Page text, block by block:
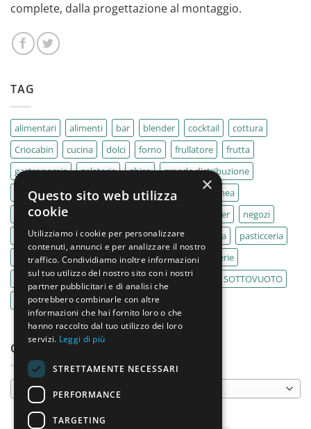
complete, dalla progettazione al montaggio.
TAG
alimentari alimenti bar blender cocktail
cottura
Criocabin
cucina dolci forno frullatore
frutta
gastronomia
gelaterie ghisa
grande distribuzione
IMPASTATRICE
impastatrici kebab
La Felsinea
MACELLERIA
mixer
negozi
Outlet
pane panifici panificio paninoteca
pasticceria
pasticcerie
pescherie pizza pizzeria
pizzerie
PLANETARIA
pub ristoranti ristorazione
SOTTOVUOTO
supermercati
tavole calde tostiere
CATEGORIE PRODOTTO
Seleziona una categoria
×
Questo sito web utilizza
cookie
Utilizziamo i cookie per personalizzare
contenuti, annunci e per analizzare il nostro
traffico. Condividiamo inoltre informazioni
sul tuo utilizzo del nostro sito con i nostri
partner pubblicitari e di analisi che
potrebbero combinarle con altre
informazioni che hai fornito loro o che
hanno raccolto dal tuo utilizzo dei loro
servizi. Leggi di più
STRETTAMENTE NECESSARI
PERFORMANCE
TARGETING